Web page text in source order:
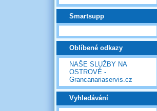
Smartsupp
Oblíbené odkazy
NAŠE SLUŽBY NA
OSTROVĚ -
Grancanariaservis.cz
Vyhledávání